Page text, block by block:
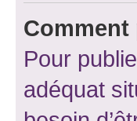
Pour
adéquat